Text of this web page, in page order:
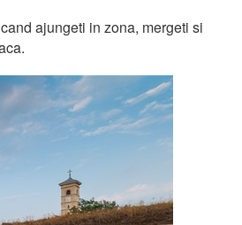
ajungeti in zona, mergeti si